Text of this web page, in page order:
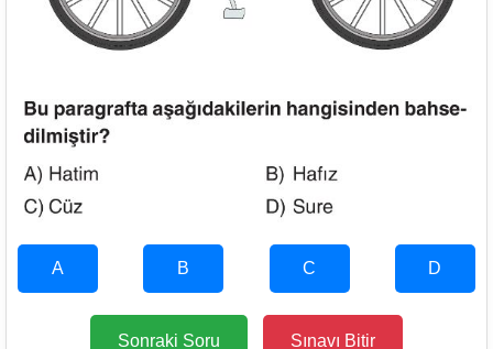
A B C D
Sonraki Soru Sınavı Bitir